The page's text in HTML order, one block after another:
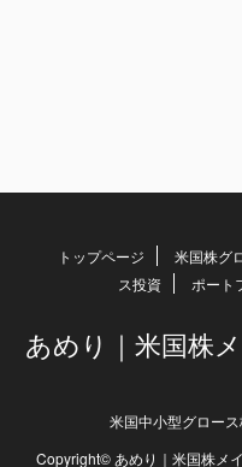
トップページ 米国株グ
ス投資
ポート
あめり｜米国株
米国中小型グロース
Copyright© あめり｜米国株メ